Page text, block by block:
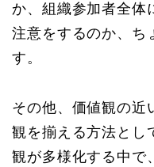
か、組織参加者全体
注意をするのか、ち
す。
その他、価値観の近
観を揃える方法とし
観が多様化する中で